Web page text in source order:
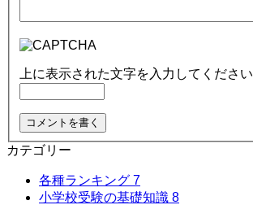
上に表示された文字を入力してください
カテゴリー
各種ランキング 7
小学校受験の基礎知識 8